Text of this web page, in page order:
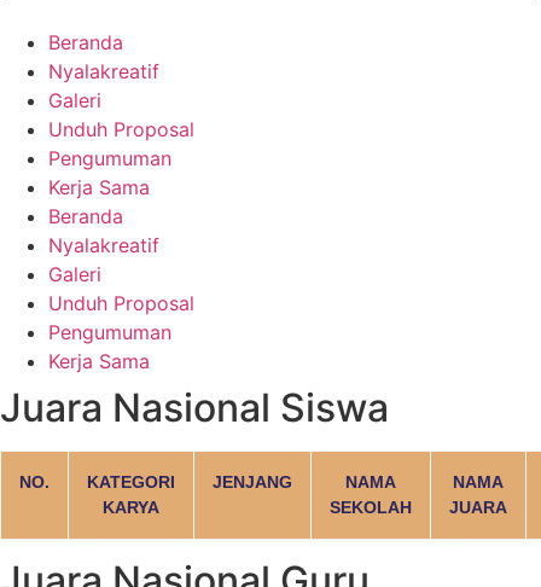
Beranda
Nyalakreatif
Galeri
Unduh Proposal
Pengumuman
Kerja Sama
Beranda
Nyalakreatif
Galeri
Unduh Proposal
Pengumuman
Kerja Sama
Juara Nasional Siswa
NO.
KATEGORI
KARYA
JENJANG
NAMA
SEKOLAH
NAMA
JUARA